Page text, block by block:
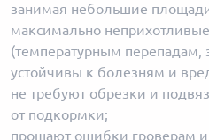
занимая небольшие
максимально
(температурным перепадам,
устойчивы к болезням и
не требуют обрезки и
от подкормки;
прощают ошибки гроверам и